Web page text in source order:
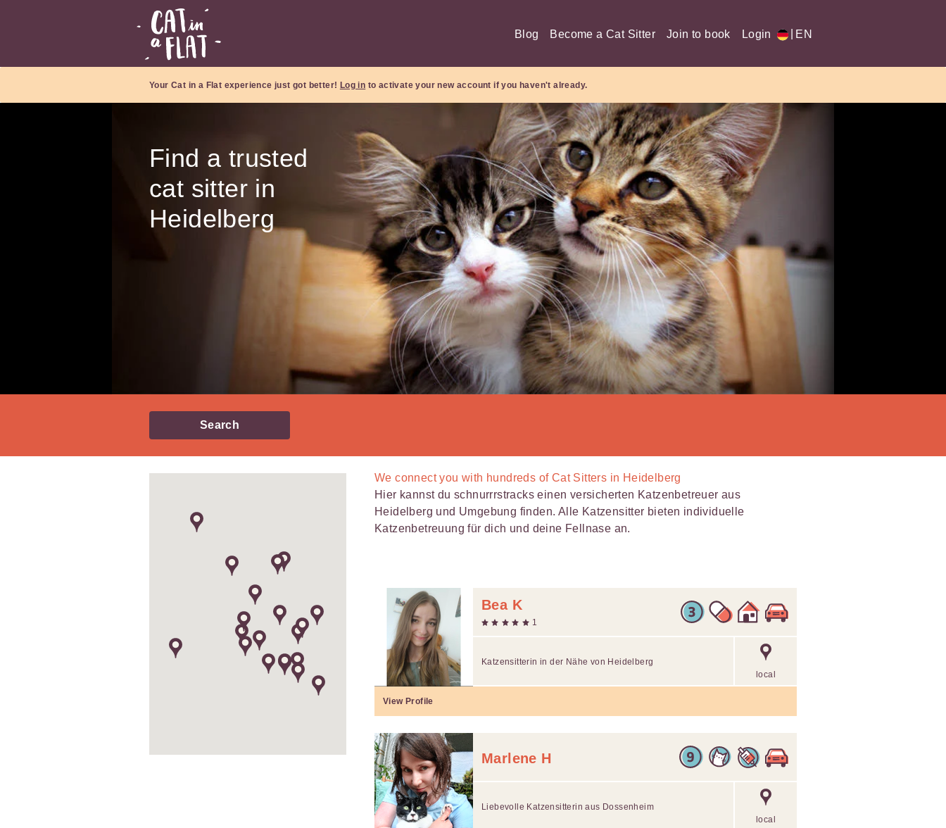
Blog Become a Cat Sitter Join to book Login EN
Your Cat in a Flat experience just got better! Log in to activate your new account if you haven't already.
Find a trusted
cat sitter in
Heidelberg
Search
We connect you with hundreds ofCat Sitters in Heidelberg
Hier kannst du schnurrrstracks einen versicherten Katzenbetreuer aus
Heidelberg und Umgebung finden. Alle Katzensitter bieten individuelle
Katzenbetreuung für dich und deine Fellnase an.
Bea K
1
local
Katzensitterin in der Nähe von Heidelberg
View Profile
Marlene H
local
Liebevolle Katzensitterin aus Dossenheim